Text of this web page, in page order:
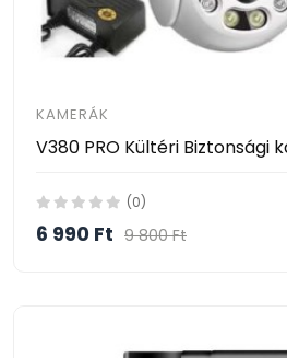
KAMERÁK
V380 PRO Kültéri Biztonsági
(0)
6 990 Ft 9 800 Ft